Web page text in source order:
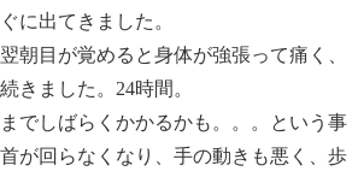
に出てきました。
朝目が覚めると身体が強張って痛く、
きました。24時間。
でしばらくかかるかも。。。という事
が回らなくなり、手の動きも悪く、歩